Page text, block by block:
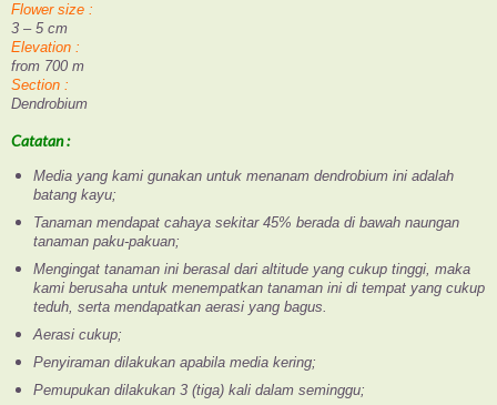
Flower size :
3 – 5 cm
Elevation :
from 700 m
Section :
Dendrobium
Catatan :
Media yang kami gunakan untuk menanam dendrobium ini adalah
batang kayu;
Tanaman mendapat cahaya sekitar 45% berada di bawah naungan
tanaman paku-pakuan;
Mengingat tanaman ini berasal dari altitude yang cukup tinggi, maka
kami berusaha untuk menempatkan tanaman ini di tempat yang cukup
teduh, serta mendapatkan aerasi yang bagus.
Aerasi cukup;
Penyiraman dilakukan apabila media kering;
Pemupukan dilakukan 3 (tiga) kali dalam seminggu;